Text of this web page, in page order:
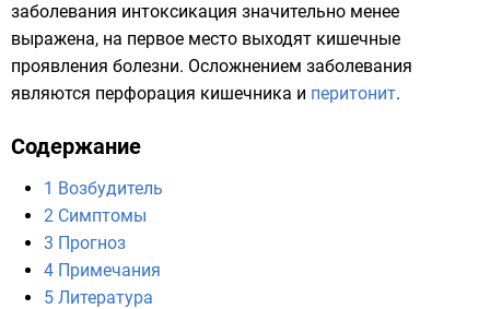
заболевания интоксикация значительно менее
выражена, на первое место выходят кишечные
проявления болезни. Осложнением заболевания
являются перфорация кишечника и перитонит.
Содержание
1 Возбудитель
2 Симптомы
3 Прогноз
4 Примечания
5 Литература